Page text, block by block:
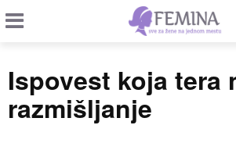
Ispovest koja tera
razmišljanje